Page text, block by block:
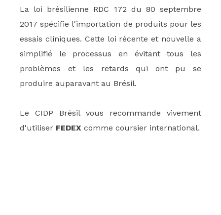
La loi brésilienne RDC 172 du 80 septembre
2017 spécifie l'importation de produits pour les
essais cliniques. Cette loi récente et nouvelle a
simplifié le processus en évitant tous les
problèmes et les retards qui ont pu se
produire auparavant au Brésil.
Le CIDP Brésil vous recommande vivement
d'utiliser FEDEX comme coursier international.